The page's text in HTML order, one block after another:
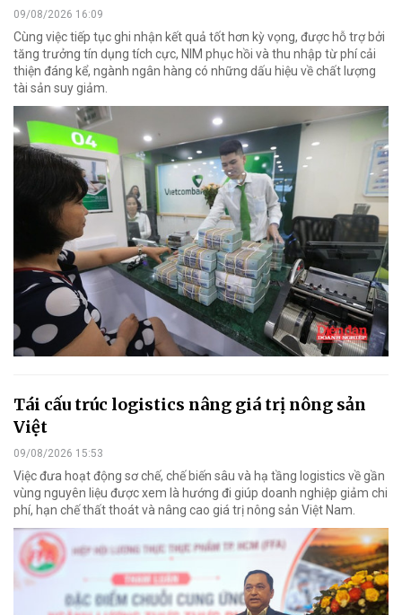
09/08/2026 16:09
Cùng việc tiếp tục ghi nhận kết quả tốt hơn kỳ vọng, được hỗ trợ bởi
tăng trưởng tín dụng tích cực, NIM phục hồi và thu nhập từ phí cải
thiện đáng kể, ngành ngân hàng có những dấu hiệu về chất lượng
tài sản suy giảm.
Tái cấu trúc logistics nâng giá trị nông sản
Việt
09/08/2026 15:53
Việc đưa hoạt động sơ chế, chế biến sâu và hạ tầng logistics về gần
vùng nguyên liệu được xem là hướng đi giúp doanh nghiệp giảm chi
phí, hạn chế thất thoát và nâng cao giá trị nông sản Việt Nam.